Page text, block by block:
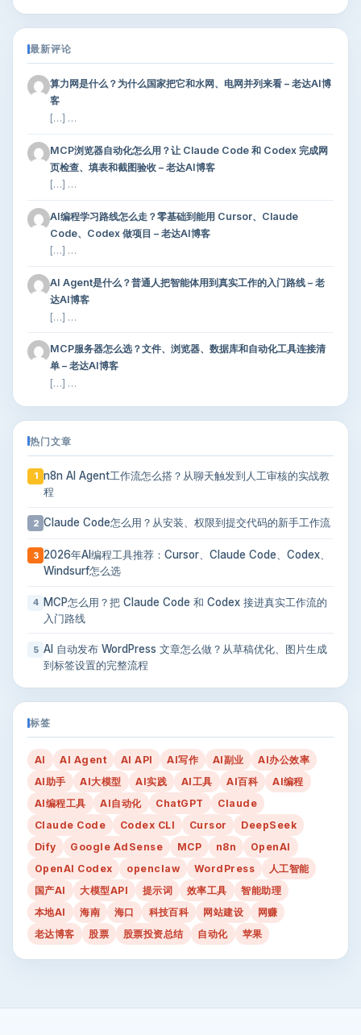
最新评论
算力网是什么？为什么国家把它和水网、电网并列来看 – 老达AI博
客
[…] …
MCP浏览器自动化怎么用？让 Claude Code 和 Codex 完成网
页检查、填表和截图验收 – 老达AI博客
[…] …
AI编程学习路线怎么走？零基础到能用 Cursor、Claude
Code、Codex 做项目 – 老达AI博客
[…] …
AI Agent是什么？普通人把智能体用到真实工作的入门路线 – 老
达AI博客
[…] …
MCP服务器怎么选？文件、浏览器、数据库和自动化工具连接清
单 – 老达AI博客
[…] …
热门文章
1
n8n AI Agent工作流怎么搭？从聊天触发到人工审核的实战教
程
2 Claude Code怎么用？从安装、权限到提交代码的新手工作流
3 2026年AI编程工具推荐：Cursor、Claude Code、Codex、
Windsurf怎么选
4
MCP怎么用？把 Claude Code 和 Codex 接进真实工作流的
入门路线
5 AI 自动发布 WordPress 文章怎么做？从草稿优化、图片生成
到标签设置的完整流程
标签
AI AI Agent AI API AI写作 AI副业
AI办公效率
AI助手
AI大模型 AI实践 AI工具 AI百科
AI编程
AI编程工具
AI自动化 ChatGPT
Claude
Claude Code
Codex CLI Cursor
DeepSeek
Dify
Google AdSense MCP n8n
OpenAI
OpenAI Codex
openclaw WordPress
人工智能
国产AI
大模型API 提示词 效率工具
智能助理
本地AI
海南 海口 科技百科 网站建设
网赚
老达博客
股票 股票投资总结 自动化 苹果